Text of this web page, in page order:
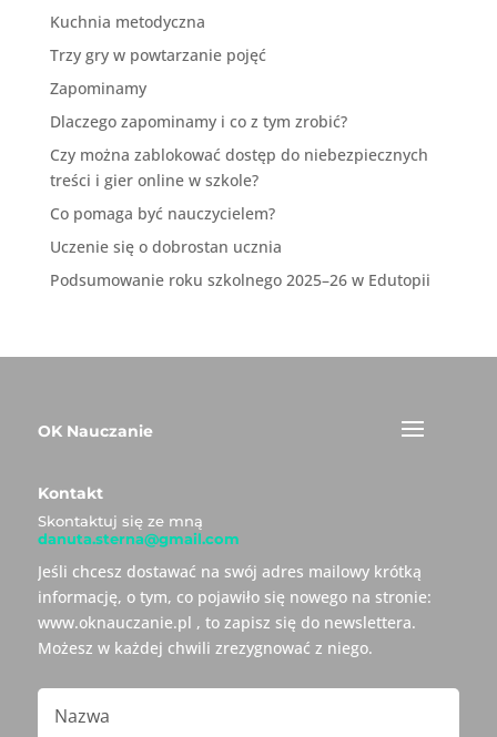
Kuchnia metodyczna
Trzy gry w powtarzanie pojęć
Zapominamy
Dlaczego zapominamy i co z tym zrobić?
Czy można zablokować dostęp do niebezpiecznych
treści i gier online w szkole?
Co pomaga być nauczycielem?
Uczenie się o dobrostan ucznia
Podsumowanie roku szkolnego 2025–26 w Edutopii
OK Nauczanie
Kontakt
Skontaktuj się ze mną
danuta.sterna@gmail.com
Jeśli chcesz dostawać na swój adres mailowy krótką
informację, o tym, co pojawiło się nowego na stronie:
www.oknauczanie.pl , to zapisz się do newslettera.
Możesz w każdej chwili zrezygnować z niego.